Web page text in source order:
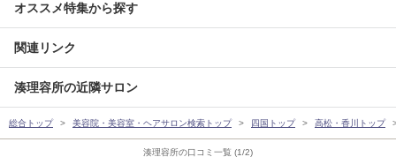
湊理容所の口コミ一覧 (1/2)
オススメ特集から探す
関連リンク
湊理容所の近隣サロン
総合トップ 美容院・美容室・ヘアサロン検索トップ 四国トップ 高松・香川トップ